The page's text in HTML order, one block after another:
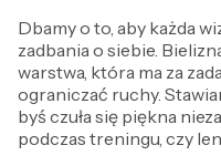
Dbamy o to, aby każda
zadbania o siebie.
warstwa, która ma za
ograniczać ruchy.
byś czuła się piękna
podczas treningu, czy